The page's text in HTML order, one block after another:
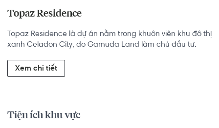
Topaz Residence
Topaz Residence là dự án nằm trong khuôn viên khu đô thị
xanh Celadon City, do Gamuda Land làm chủ đầu tư.
Xem chi tiết
Tiện ích khu vực